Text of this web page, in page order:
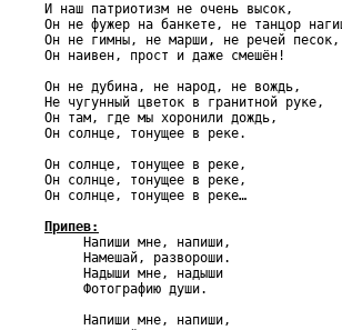
И наш патриотизм не очень высок,
Он не фужер на банкете, не танцор
Он не гимны, не марши, не речей песок,
Он наивен, прост и даже смешён!
Он не дубина, не народ, не вождь,
Не чугунный цветок в гранитной руке,
Он там, где мы хоронили дождь,
Он солнце, тонущее в реке.
Он солнце, тонущее в реке,
Он солнце, тонущее в реке,
Он солнце, тонущее в реке…
Припев:
Напиши мне, напиши,
     Намешай, развороши.
     Надыши мне, надыши
     Фотографию души.
     Напиши мне, напиши,